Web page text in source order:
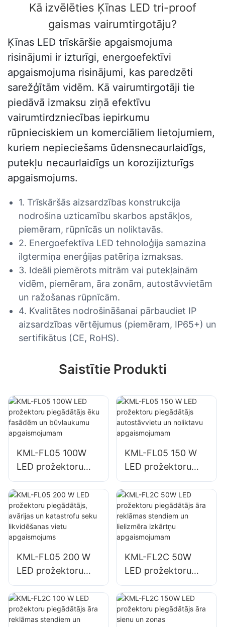
Kā izvēlēties Ķīnas LED tri-proof
gaismas vairumtirgotāju?
Ķīnas LED trīskāršie apgaismojuma
risinājumi ir izturīgi, energoefektīvi
apgaismojuma risinājumi, kas paredzēti
sarežģītām vidēm. Kā vairumtirgotāji tie
piedāvā izmaksu ziņā efektīvu
vairumtirdzniecības iepirkumu
rūpnieciskiem un komerciāliem lietojumiem,
kuriem nepieciešams ūdensnecaurlaidīgs,
putekļu necaurlaidīgs un korozijizturīgs
apgaismojums.
1. Trīskāršās aizsardzības konstrukcija
nodrošina uzticamību skarbos apstākļos,
piemēram, rūpnīcās un noliktavās.
2. Energoefektīva LED tehnoloģija samazina
ilgtermiņa enerģijas patēriņa izmaksas.
3. Ideāli piemērots mitrām vai putekļainām
vidēm, piemēram, āra zonām, autostāvvietām
un ražošanas rūpnīcām.
4. Kvalitātes nodrošināšanai pārbaudiet IP
aizsardzības vērtējumus (piemēram, IP65+) un
sertifikātus (CE, RoHS).
Saistītie Produkti
KML-FL05 100W
LED prožektoru
piegādātājs ēku
fasādēm un
būvlaukumu
apgaismojumam
KML-FL05 150 W
LED prožektoru
piegādātājs
autostāvvietu un
noliktavu
apgaismojumam
KML-FL05 200 W
LED prožektoru
piegādātājs,
avārijas un
katastrofu seku
likvidēšanas vietu
KML-FL2C 50W
LED prožektoru
piegādātājs āra
reklāmas stendiem
un lielizmēra
izkārtņu